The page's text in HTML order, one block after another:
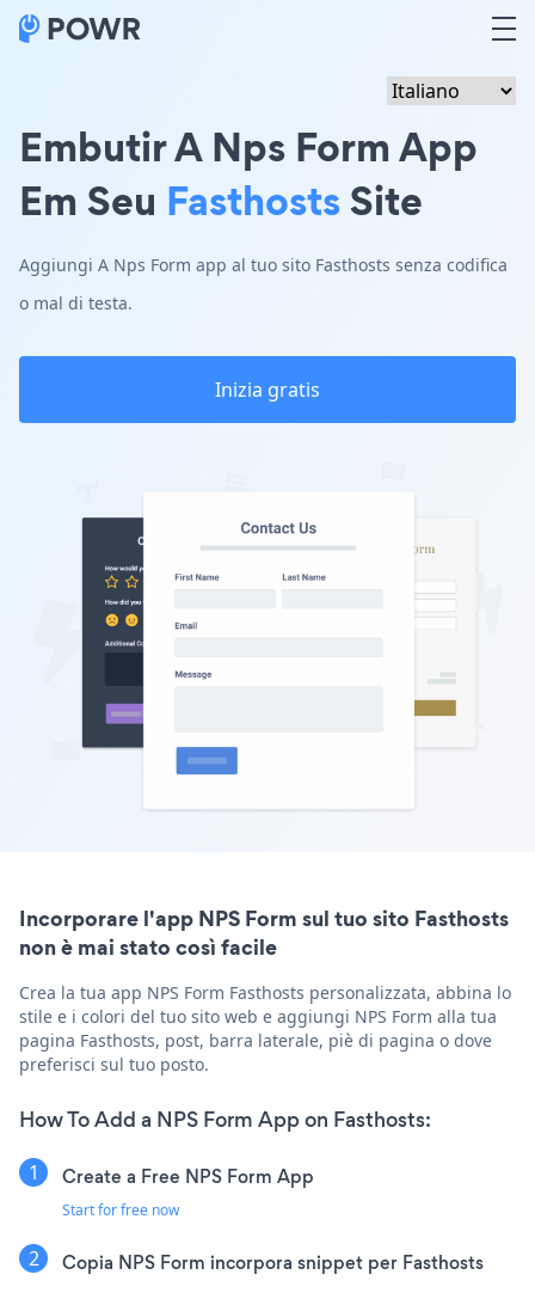
Embutir A Nps Form App
Em Seu FasthostsSite
Aggiungi A Nps Form app al tuo sito Fasthosts senza codifica
o mal di testa.
Inizia gratis
Incorporare l'app NPS Form sul tuo sito Fasthosts
non è mai stato così facile
Crea la tua app NPS Form Fasthosts personalizzata, abbina lo
stile e i colori del tuo sito web e aggiungi NPS Form alla tua
pagina Fasthosts, post, barra laterale, piè di pagina o dove
preferisci sul tuo posto.
How To Add a NPS Form App on Fasthosts:
Create a Free NPS Form App
Start for free now
Copia NPS Form incorpora snippet per Fasthosts